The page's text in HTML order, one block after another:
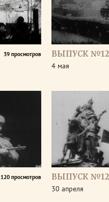
39 просмотров ВЫПУСК
4 мая
120 просмотров ВЫПУСК
30 апреля